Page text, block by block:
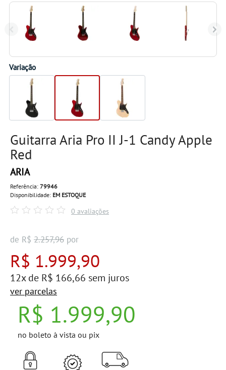
Variação
Guitarra Aria Pro II J-1 Candy Apple
Red
ARIA
Referência: 79946
Disponibilidade: EM ESTOQUE
0 avaliações
de R$ 2.257,96 por
R$ 1.999,90
12x de R$ 166,66 sem juros
ver parcelas
R$ 1.999,90
no boleto à vista ou pix